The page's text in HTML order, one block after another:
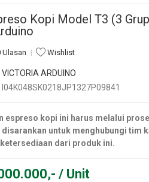
Kopi Model T3 (3
Ulasan Wishlist
VICTORIA ARDUINO
I04K048SK0218JP1327P09841
espreso kopi ini harus melalui
untuk menghubungi tim
dari produk ini.
/ Unit